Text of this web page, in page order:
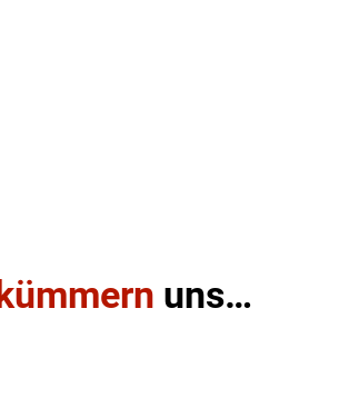
kümmern uns…